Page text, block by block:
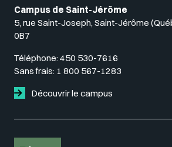
Campus de Saint-Jérôme
5, rue Saint-Joseph, Saint-Jérôme
0B7
Téléphone: 450 530-7616
Sans frais: 1 800 567-1283
Découvrir le campus